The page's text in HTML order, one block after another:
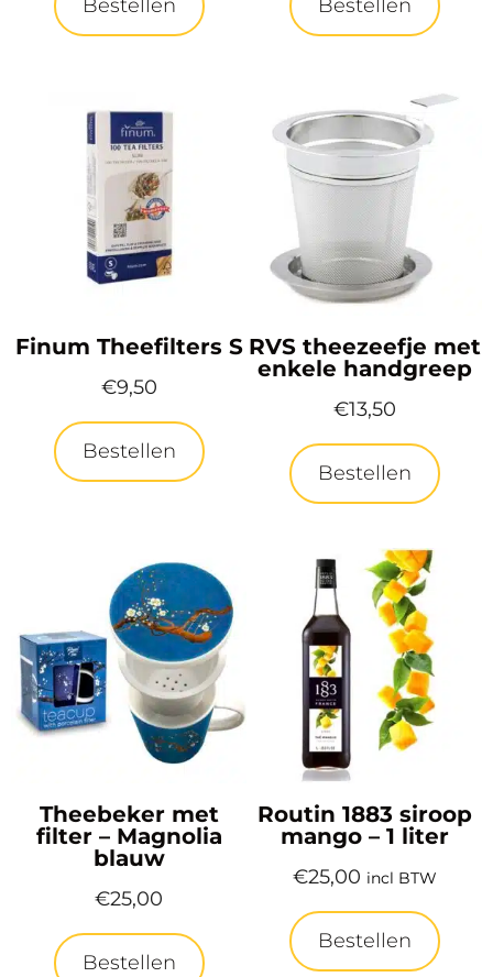
Bestellen Bestellen
Finum Theefilters S
€9,50
Bestellen
RVS theezeefje met
enkele handgreep
€13,50
Bestellen
Theebeker met
filter – Magnolia
blauw
€25,00
Bestellen
Routin 1883 siroop
mango – 1 liter
€25,00 incl BTW
Bestellen